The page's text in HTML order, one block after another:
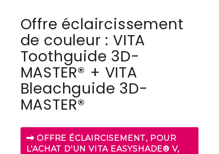
Offre éclaircissement
de couleur : VITA
Toothguide 3D-
MASTER® + VITA
Bleachguide 3D-
MASTER®
OFFRE ÉCLAIRCISEMENT, POUR
L'ACHAT D'UN VITA EASYSHADE® V,